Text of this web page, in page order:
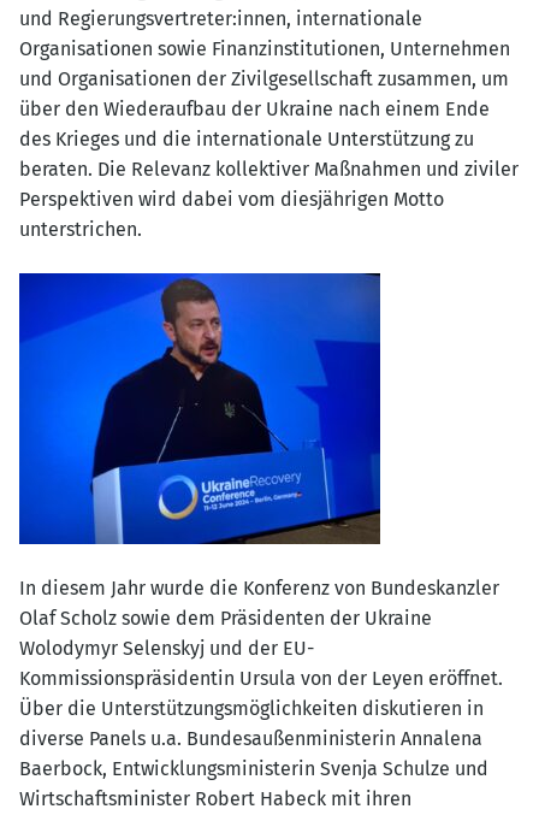
und Regierungsvertreter:innen, internationale
Organisationen sowie Finanzinstitutionen, Unternehmen
und Organisationen der Zivilgesellschaft zusammen, um
über den Wiederaufbau der Ukraine nach einem Ende
des Krieges und die internationale Unterstützung zu
beraten. Die Relevanz kollektiver Maßnahmen und ziviler
Perspektiven wird dabei vom diesjährigen Motto
unterstrichen.
In diesem Jahr wurde die Konferenz von Bundeskanzler
Olaf Scholz sowie dem Präsidenten der Ukraine
Wolodymyr Selenskyj und der EU-
Kommissionspräsidentin Ursula von der Leyen eröffnet.
Über die Unterstützungsmöglichkeiten diskutieren in
diverse Panels u.a. Bundesaußenministerin Annalena
Baerbock, Entwicklungsministerin Svenja Schulze und
Wirtschaftsminister Robert Habeck mit ihren